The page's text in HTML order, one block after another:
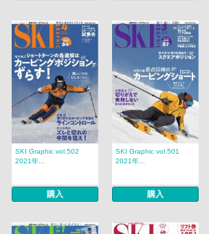
SKI Graphic vol.502
2021年...
購入
SKI Graphic vol.501
2021年...
購入